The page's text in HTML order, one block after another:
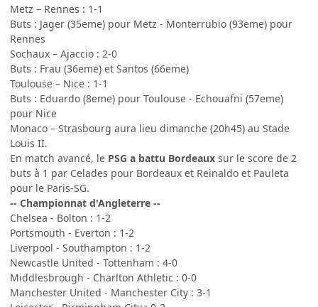
Metz – Rennes : 1-1
Buts : Jager (35eme) pour Metz - Monterrubio (93eme) pour
Rennes
Sochaux – Ajaccio : 2-0
Buts : Frau (36eme) et Santos (66eme)
Toulouse – Nice : 1-1
Buts : Eduardo (8eme) pour Toulouse - Echouafni (57eme)
pour Nice
Monaco – Strasbourg aura lieu dimanche (20h45) au Stade
Louis II.
En match avancé, le PSG a battu Bordeaux sur le score de 2
buts à 1 par Celades pour Bordeaux et Reinaldo et Pauleta
pour le Paris-SG.
-- Championnat d'Angleterre --
Chelsea - Bolton : 1-2
Portsmouth - Everton : 1-2
Liverpool - Southampton : 1-2
Newcastle United - Tottenham : 4-0
Middlesbrough - Charlton Athletic : 0-0
Manchester United - Manchester City : 3-1